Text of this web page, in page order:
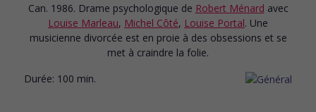
Can. 1986. Drame psychologique de Robert Ménard avec
Louise Marleau, Michel Côté, Louise Portal. Une
musicienne divorcée est en proie à des obsessions et se
met à craindre la folie.
Durée: 100 min.